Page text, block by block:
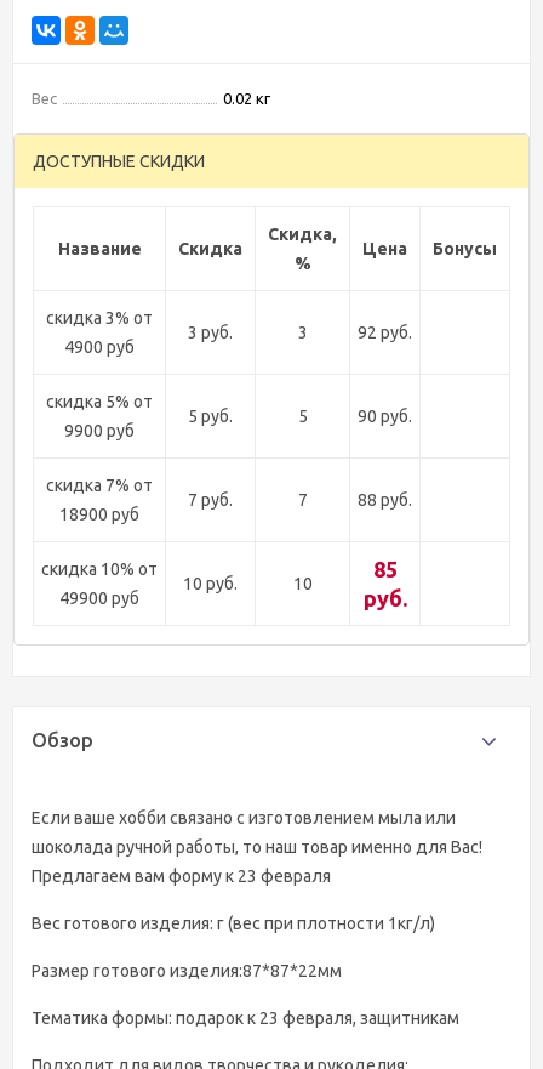
Вес 0.02 кг
ДОСТУПНЫЕ СКИДКИ
Название Скидка
Скидка,
%
Цена Бонусы
скидка 3% от
4900 руб
3 руб. 3 92 руб.
скидка 5% от
9900 руб
5 руб. 5 90 руб.
скидка 7% от
18900 руб
7 руб. 7 88 руб.
скидка 10% от
49900 руб
10 руб. 10
85
руб.
Обзор
Если ваше хобби связано с изготовлением мыла или
шоколада ручной работы, то наш товар именно для Вас!
Предлагаем вам форму к 23 февраля
Вес готового изделия: г (вес при плотности 1кг/л)
Размер готового изделия:87*87*22мм
Тематика формы: подарок к 23 февраля, защитникам
Подходит для видов творчества и рукоделия: